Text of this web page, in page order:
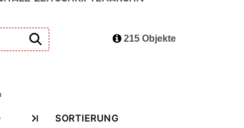
215 Objekte
SORTIERUNG